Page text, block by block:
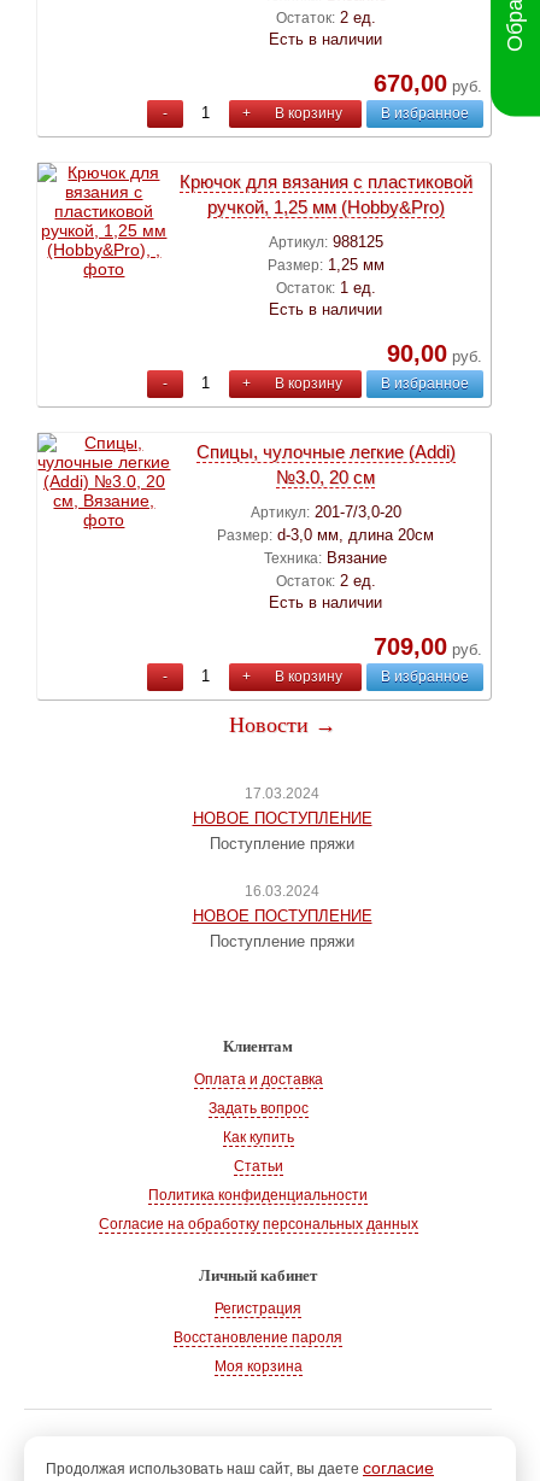
Остаток: 2 ед.
Есть в наличии
670,00руб.
- + В корзину В избранное
Крючок для вязания с пластиковой
ручкой, 1,25 мм (Hobby&Pro)
Артикул: 988125
Размер: 1,25 мм
Остаток: 1 ед.
Есть в наличии
90,00руб.
- + В корзину В избранное
Спицы, чулочные легкие (Addi)
№3.0, 20 см
Артикул: 201-7/3,0-20
Размер: d-3,0 мм, длина 20см
Техника: Вязание
Остаток: 2 ед.
Есть в наличии
709,00руб.
- + В корзину В избранное
Новости →
17.03.2024
НОВОЕ ПОСТУПЛЕНИЕ
Поступление пряжи
16.03.2024
НОВОЕ ПОСТУПЛЕНИЕ
Поступление пряжи
Клиентам
Оплата и доставка
Задать вопрос
Как купить
Статьи
Политика конфиденциальности
Согласие на обработку персональных данных
Личный кабинет
Регистрация
Восстановление пароля
Моя корзина
г. Волгодонск
Продолжая использовать наш сайт, вы даете согласие